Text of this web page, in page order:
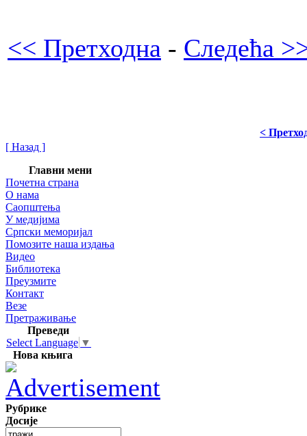
<< Претходна - Следећа
<
[ Назад ]
Главни мени
Почетна страна
О нама
Саопштења
У медијима
Српски меморијал
Помозите наша издања
Видео
Библиотека
Преузмите
Контакт
Везе
Претраживање
Преведи
Select Language ▼
Нова књига
Рубрике
Досије